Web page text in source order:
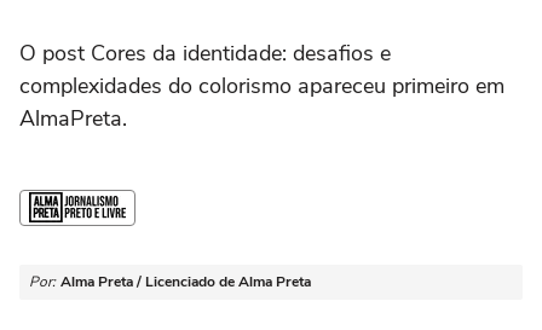
O post Cores da identidade: desafios e
complexidades do colorismo apareceu primeiro em
AlmaPreta.
Por: Alma Preta / Licenciado de Alma Preta